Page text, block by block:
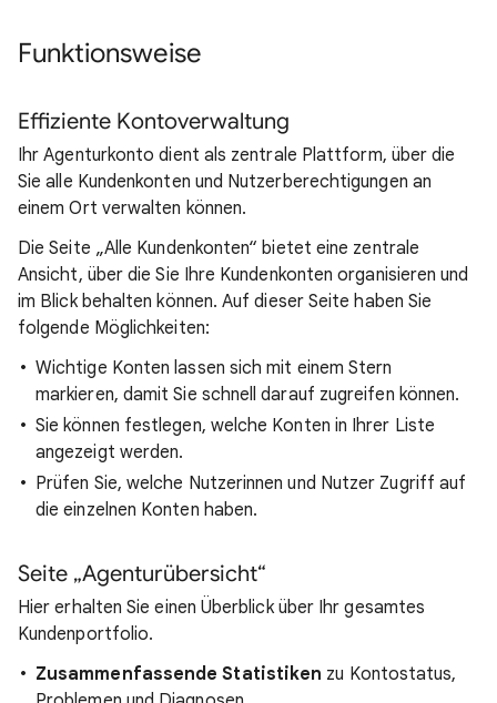
Funktionsweise
Effiziente Kontoverwaltung
Ihr Agenturkonto dient als zentrale Plattform, über die
Sie alle Kundenkonten und Nutzerberechtigungen an
einem Ort verwalten können.
Die Seite „Alle Kundenkonten“ bietet eine zentrale
Ansicht, über die Sie Ihre Kundenkonten organisieren und
im Blick behalten können. Auf dieser Seite haben Sie
folgende Möglichkeiten:
Wichtige Konten lassen sich mit einem Stern
markieren, damit Sie schnell darauf zugreifen können.
Sie können festlegen, welche Konten in Ihrer Liste
angezeigt werden.
Prüfen Sie, welche Nutzerinnen und Nutzer Zugriff auf
die einzelnen Konten haben.
Seite „Agenturübersicht“
Hier erhalten Sie einen Überblick über Ihr gesamtes
Kundenportfolio.
Zusammenfassende Statistiken zu Kontostatus,